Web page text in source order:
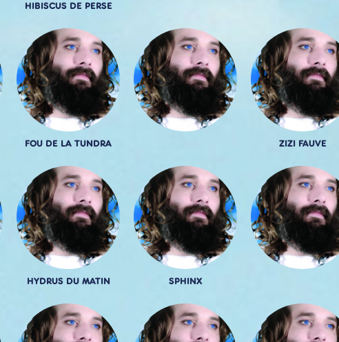
HIBISCUS DE PERSE
FOU DE LA TUNDRA ZIZI FAUVE
HYDRUS DU MATIN SPHINX